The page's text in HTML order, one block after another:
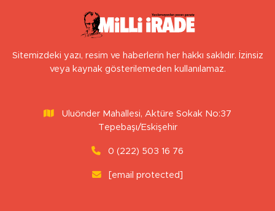
Sitemizdeki yazı, resim ve haberlerin her hakkı saklıdır. İzinsiz
veya kaynak gösterilemeden kullanılamaz.
Uluönder Mahallesi, Aktüre Sokak No:37
Tepebaşı/Eskişehir
0 (222) 503 16 76
[email protected]